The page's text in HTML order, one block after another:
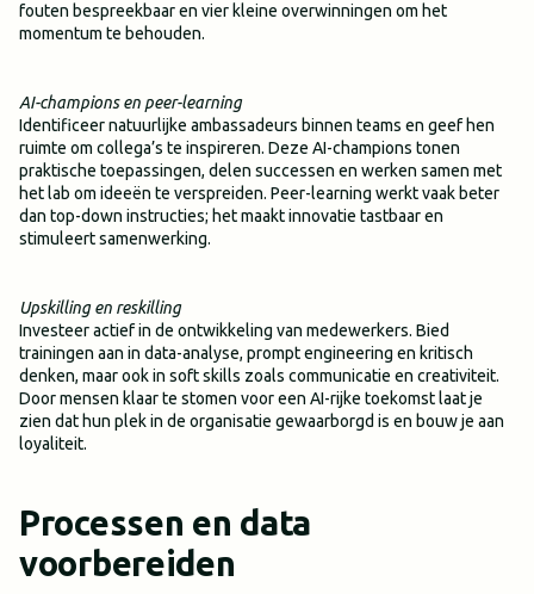
fouten bespreekbaar en vier kleine overwinningen om het
momentum te behouden.
AI-champions en peer-learning
Identificeer natuurlijke ambassadeurs binnen teams en geef hen
ruimte om collega’s te inspireren. Deze AI-champions tonen
praktische toepassingen, delen successen en werken samen met
het lab om ideeën te verspreiden. Peer-learning werkt vaak beter
dan top-down instructies; het maakt innovatie tastbaar en
stimuleert samenwerking.
Upskilling en reskilling
Investeer actief in de ontwikkeling van medewerkers. Bied
trainingen aan in data-analyse, prompt engineering en kritisch
denken, maar ook in soft skills zoals communicatie en creativiteit.
Door mensen klaar te stomen voor een AI-rijke toekomst laat je
zien dat hun plek in de organisatie gewaarborgd is en bouw je aan
loyaliteit.
Processen en data
voorbereiden